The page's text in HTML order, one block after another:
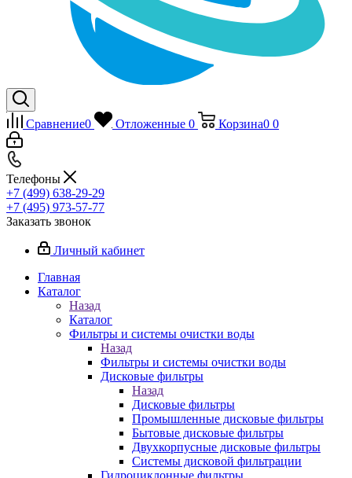
Сравнение0 Отложенные 0 Корзина0 0
Телефоны
+7 (499) 638-29-29
+7 (495) 973-57-77
Заказать звонок
Личный кабинет
Главная
Каталог
Назад
Каталог
Фильтры и системы очистки воды
Назад
Фильтры и системы очистки воды
Дисковые фильтры
Назад
Дисковые фильтры
Промышленные дисковые фильтры
Бытовые дисковые фильтры
Двухкорпусные дисковые фильтры
Системы дисковой фильтрации
Гидроциклонные фильтры